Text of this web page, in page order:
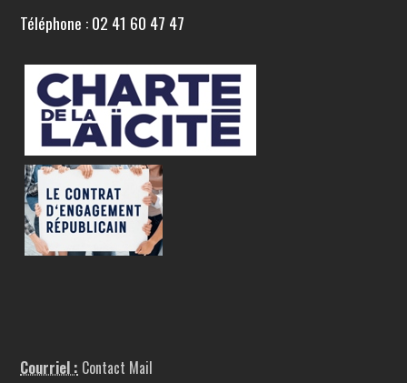
Téléphone : 02 41 60 47 47
Courriel : Contact Mail